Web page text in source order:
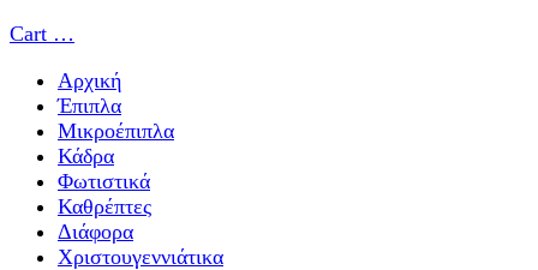
Cart …
Αρχική
Έπιπλα
Μικροέπιπλα
Κάδρα
Φωτιστικά
Καθρέπτες
Διάφορα
Χριστουγεννιάτικα